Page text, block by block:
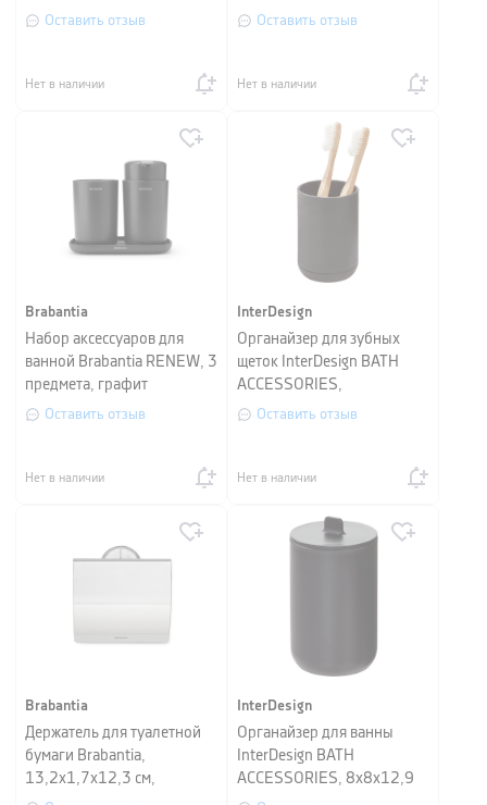
белый
Оставить отзыв
Нет в наличии
6х6х10 см, белый
Оставить отзыв
Нет в наличии
Brabantia
Набор аксессуаров для
ванной Brabantia RENEW, 3
предмета, графит
Оставить отзыв
Нет в наличии
InterDesign
Органайзер для зубных
щеток InterDesign BATH
ACCESSORIES,
7,6x7,6x11,4 см, черный
Оставить отзыв
Нет в наличии
Brabantia
Держатель для туалетной
бумаги Brabantia,
13,2х1,7х12,3 см,
матовый стальной
InterDesign
Органайзер для ванны
InterDesign BATH
ACCESSORIES, 8x8x12,9
см, черный